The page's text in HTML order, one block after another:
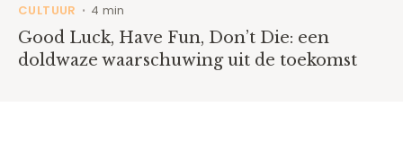
CULTUUR • 4 min
Good Luck, Have Fun, Don’t Die: een
doldwaze waarschuwing uit de toekomst